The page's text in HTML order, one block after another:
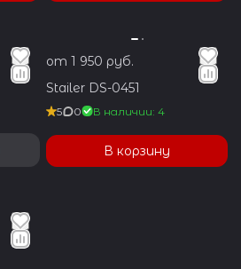
от 1 950 руб.
Stailer DS-0451
5 0 В наличии: 4
В корзину